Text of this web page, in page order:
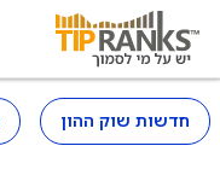
חדשות שוק ההון